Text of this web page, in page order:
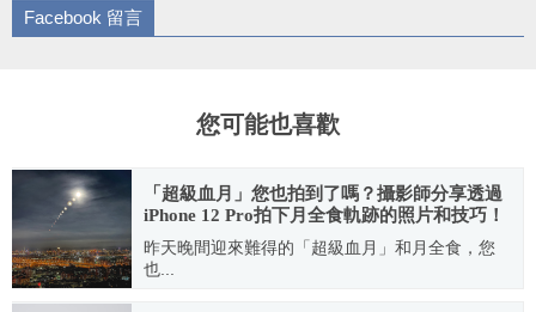
Facebook 留言
您可能也喜歡
「超級血月」您也拍到了嗎？攝影師分享透過
iPhone 12 Pro拍下月全食軌跡的照片和技巧！
昨天晚間迎來難得的「超級血月」和月全食，您
也...
2021.05.27